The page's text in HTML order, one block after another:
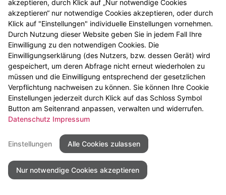
Räter Apotheke
Copyright © 2026 – St. Emmeram Apotheke
Impressum
Datenschutz
Impressum
akzeptieren, durch Klick auf „Nur notwendige Cookies
akzeptieren“ nur notwendige Cookies akzeptieren, oder durch
Klick auf "Einstellungen" individuelle Einstellungen vornehmen.
Durch Nutzung dieser Website geben Sie in jedem Fall Ihre
Einwilligung zu den notwendigen Cookies. Die
Einwilligungserklärung (des Nutzers, bzw. dessen Gerät) wird
gespeichert, um deren Abfrage nicht erneut wiederholen zu
müssen und die Einwilligung entsprechend der gesetzlichen
Verpflichtung nachweisen zu können. Sie können Ihre Cookie
Einstellungen jederzeit durch Klick auf das Schloss Symbol
Button am Seitenrand anpassen, verwalten und widerrufen.
Datenschutz Impressum
Einstellungen Alle Cookies zulassen
Nur notwendige Cookies akzeptieren